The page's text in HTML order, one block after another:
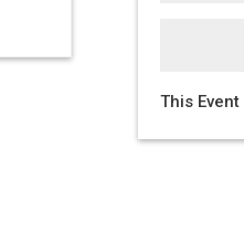
This